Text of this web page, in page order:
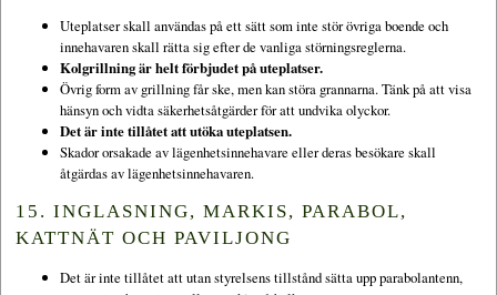
Uteplatser skall användas på ett sätt som inte stör övriga boende och
innehavaren skall rätta sig efter de vanliga störningsreglerna.
Kolgrillning är helt förbjudet på uteplatser.
Övrig form av grillning får ske, men kan störa grannarna. Tänk på att visa
hänsyn och vidta säkerhetsåtgärder för att undvika olyckor.
Det är inte tillåtet att utöka uteplatsen.
Skador orsakade av lägenhetsinnehavare eller deras besökare skall
åtgärdas av lägenhetsinnehavaren.
15. INGLASNING, MARKIS, PARABOL,
KATTNÄT OCH PAVILJONG
Det är inte tillåtet att utan styrelsens tillstånd sätta upp parabolantenn,